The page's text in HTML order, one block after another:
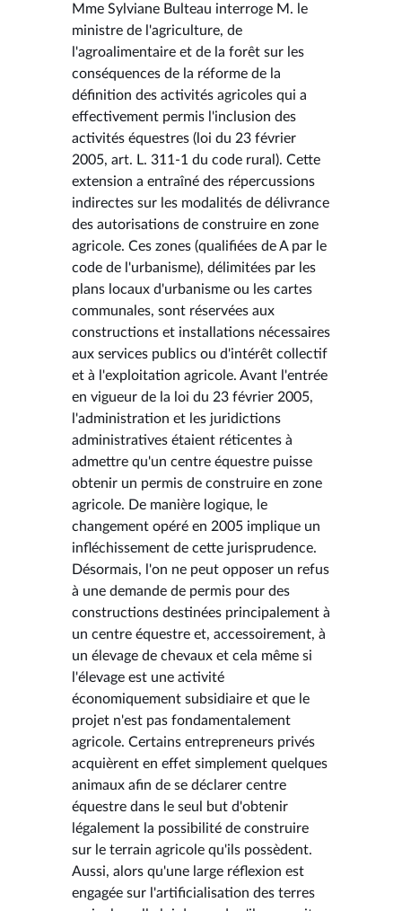
Mme Sylviane Bulteau interroge M. le
ministre de l'agriculture, de
l'agroalimentaire et de la forêt sur les
conséquences de la réforme de la
définition des activités agricoles qui a
effectivement permis l'inclusion des
activités équestres (loi du 23 février
2005, art. L. 311-1 du code rural). Cette
extension a entraîné des répercussions
indirectes sur les modalités de délivrance
des autorisations de construire en zone
agricole. Ces zones (qualifiées de A par le
code de l'urbanisme), délimitées par les
plans locaux d'urbanisme ou les cartes
communales, sont réservées aux
constructions et installations nécessaires
aux services publics ou d'intérêt collectif
et à l'exploitation agricole. Avant l'entrée
en vigueur de la loi du 23 février 2005,
l'administration et les juridictions
administratives étaient réticentes à
admettre qu'un centre équestre puisse
obtenir un permis de construire en zone
agricole. De manière logique, le
changement opéré en 2005 implique un
infléchissement de cette jurisprudence.
Désormais, l'on ne peut opposer un refus
à une demande de permis pour des
constructions destinées principalement à
un centre équestre et, accessoirement, à
un élevage de chevaux et cela même si
l'élevage est une activité
économiquement subsidiaire et que le
projet n'est pas fondamentalement
agricole. Certains entrepreneurs privés
acquièrent en effet simplement quelques
animaux afin de se déclarer centre
équestre dans le seul but d'obtenir
légalement la possibilité de construire
sur le terrain agricole qu'ils possèdent.
Aussi, alors qu'une large réflexion est
engagée sur l'artificialisation des terres